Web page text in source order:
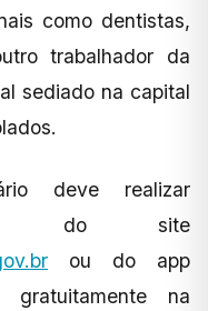
como dentistas,
trabalhador da
sediado na capital
deve realizar
do site
ou do app
gratuitamente na